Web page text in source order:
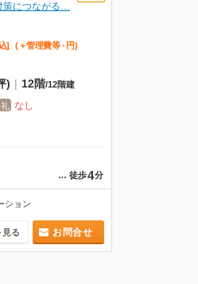
策につながる…
] (＋管理費等 - 円)
) | 12階/12階建
礼 なし
… 徒歩4分
ション
る お問合せ